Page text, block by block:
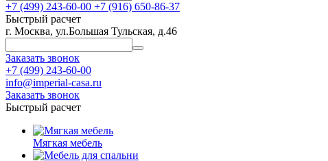
+7 (499) 243-60-00 +7 (916) 650-86-37
Быстрый расчет
г. Москва, ул.Большая Тульская, д.46
Заказать звонок
+7 (499) 243-60-00
info@imperial-casa.ru
Заказать звонок
Быстрый расчет
Мягкая мебель